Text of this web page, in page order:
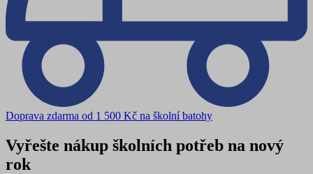
Doprava zdarma od 1 500 Kč na školní batohy
Vyřešte nákup školních potřeb na nový
rok